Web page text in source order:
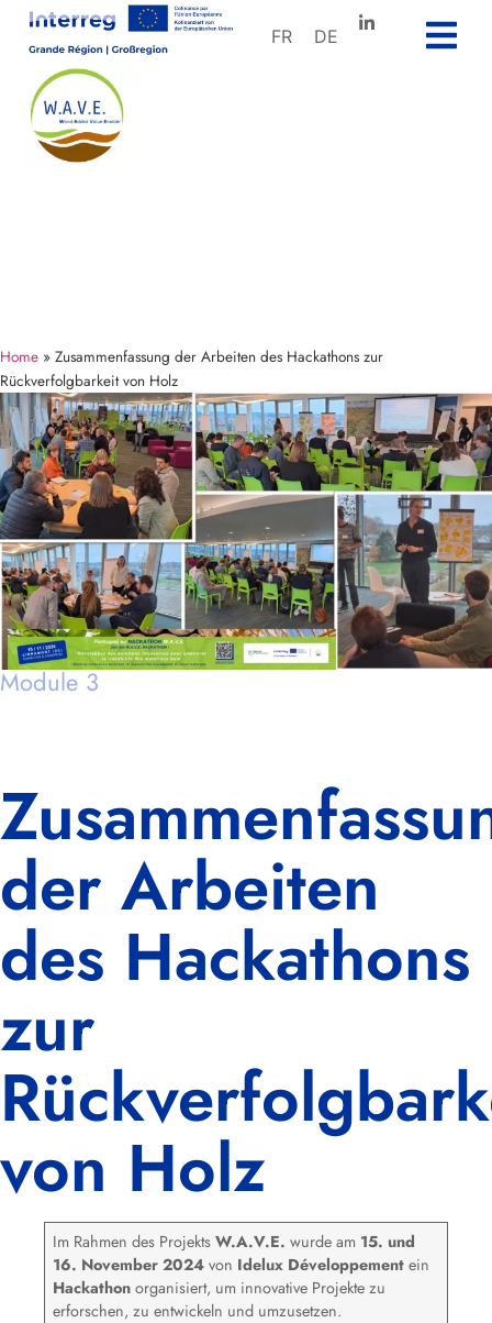
FR DE
Home » Zusammenfassung der Arbeiten des Hackathons zur
Rückverfolgbarkeit von Holz
Module 3
der Arbeiten
des Hackathons
zur
von Holz
Im Rahmen des ProjektsW.A.V.E. wurde am 15. und
16. November 2024 von Idelux Développement ein
Hackathon organisiert, um innovative Projekte zu
erforschen, zu entwickeln und umzusetzen.